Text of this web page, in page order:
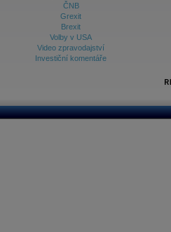
ČNB
Grexit
Brexit
Volby v USA
Video zpravodajství
Investiční komentáře